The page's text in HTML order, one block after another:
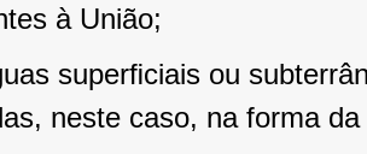
à União;
superﬁciais ou
neste caso, na forma